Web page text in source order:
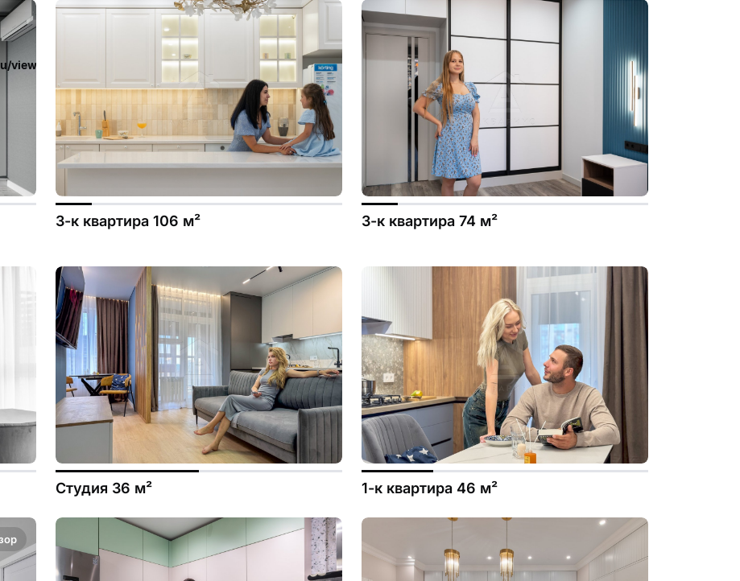
view/templates_c/ca23d591d3fd8044c55329b97dcde4d44cdb3e9e.file.dizayn-
3-к квартира 106 м² 3-к квартира 74 м²
Студия 36 м² 1-к квартира 46 м²